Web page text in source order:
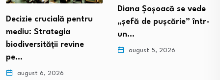
Decizie crucială pentru
mediu: Strategia
biodiversității revine
pe…
august 6, 2026
Diana Șoșoacă se vede
„șefă de pușcărie” într-
un…
august 5, 2026